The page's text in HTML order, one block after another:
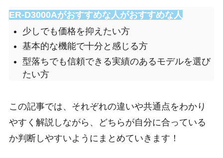
ER-D3000Aがおすすめな人 がおすすめな人
少しでも価格を抑えたい方
基本的な機能で十分と感じる方
型落ちでも信頼できる実績のあるモデルを選び
たい方
この記事では、それぞれの違いや共通点をわかり
やすく解説しながら、どちらが自分に合っている
か判断しやすいようにまとめていきます！